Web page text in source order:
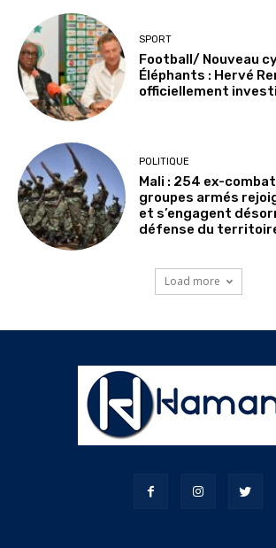
SPORT
Football/ Nouveau
Éléphants : Hervé
officiellement
POLITIQUE
Mali : 254 ex-
groupes armés
et s’engagent
défense du
Load more